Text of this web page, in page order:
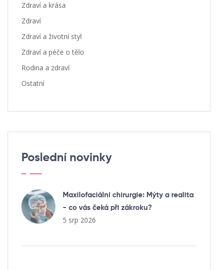
Zdraví a krása
Zdraví
Zdraví a životní styl
Zdraví a péče o tělo
Rodina a zdraví
Ostatní
Poslední novinky
Maxilofaciální chirurgie: Mýty a realita
- co vás čeká při zákroku?
5 srp 2026